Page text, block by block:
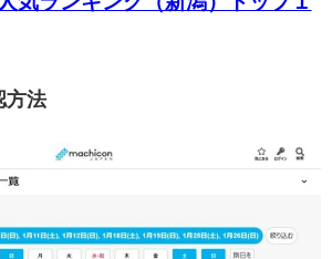
方法